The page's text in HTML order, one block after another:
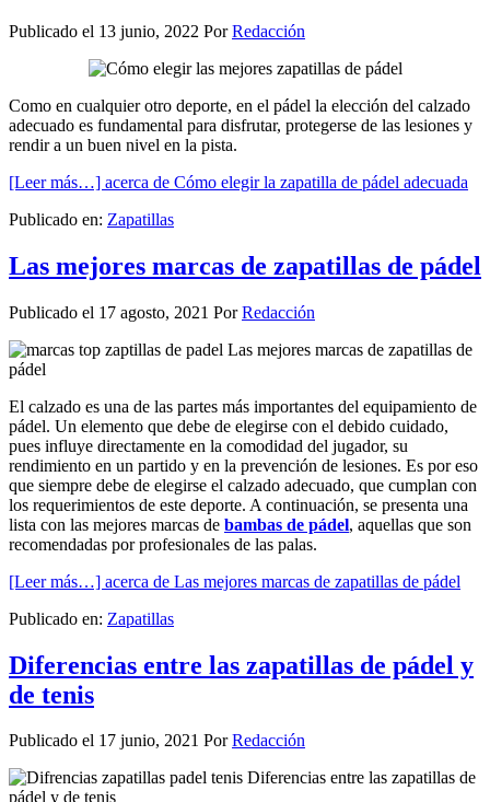
Publicado el 13 junio, 2022 PorRedacción
Como en cualquier otro deporte, en el pádel la elección del calzado
adecuado es fundamental para disfrutar, protegerse de las lesiones y
rendir a un buen nivel en la pista.
[Leer más…] acerca de Cómo elegir la zapatilla de pádel adecuada
Publicado en: Zapatillas
Las mejores marcas de zapatillas de pádel
Publicado el 17 agosto, 2021 PorRedacción
El calzado es una de las partes más importantes del equipamiento de
pádel. Un elemento que debe de elegirse con el debido cuidado,
pues influye directamente en la comodidad del jugador, su
rendimiento en un partido y en la prevención de lesiones. Es por eso
que siempre debe de elegirse el calzado adecuado, que cumplan con
los requerimientos de este deporte. A continuación, se presenta una
lista con las mejores marcas de bambas de pádel, aquellas que son
recomendadas por profesionales de las palas.
[Leer más…] acerca de Las mejores marcas de zapatillas de pádel
Publicado en: Zapatillas
Diferencias entre las zapatillas de pádel y
de tenis
Publicado el 17 junio, 2021 PorRedacción